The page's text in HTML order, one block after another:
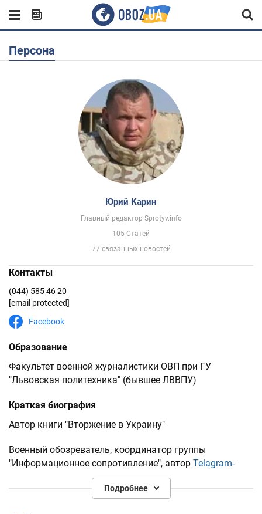
Персона
Юрий Карин
Главный редактор Sprotyv.info
105 Статей
77 связанных новостей
Контакты
(044) 585 46 20
[email protected]
Facebook
Образование
Факультет военной журналистики ОВП при ГУ
"Львовская политехника" (бывшее ЛВВПУ)
Краткая биография
Автор книги "Вторжение в Украину"
Военный обозреватель, координатор группы
"Информационное сопротивление", автор Telagram-
канала "Информационное Сопротивление"
Подробнее